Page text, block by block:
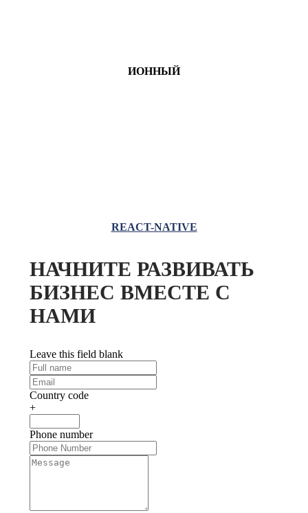
ИОННЫЙ
REACT-NATIVE
НАЧНИТЕ РАЗВИВАТЬ
БИЗНЕС ВМЕСТЕ С
НАМИ
Leave this field blank
Country code
+
Phone number